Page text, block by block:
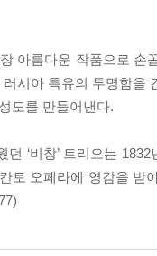
아름다운 작품으로
시아 특유의 투명함을
도를 만들어낸다.
던 ‘비창’ 트리오는
토 오페라에 영감을 받